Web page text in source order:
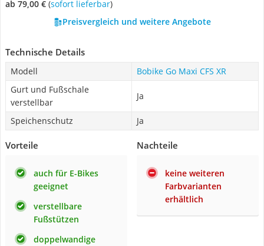
ab 79,00 € ( Sofort lieferbar)
Preisvergleich und weitere Angebote
Technische Details
Modell
Bobike Go Maxi CFS XR
Gurt und Fußschale
verstellbar
Ja
Speichenschutz Ja
Vorteile
auch für E-Bikes
geeignet
verstellbare
Fußstützen
doppelwandige
Nachteile
keine weiteren
Farbvarianten
erhältlich